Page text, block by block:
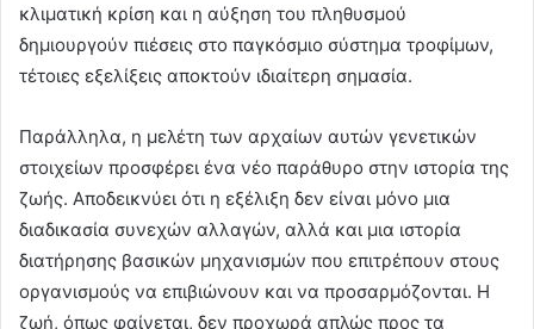
κλιματική κρίση και η αύξηση του πληθυσμού
δημιουργούν πιέσεις στο παγκόσμιο σύστημα τροφίμων,
τέτοιες εξελίξεις αποκτούν ιδιαίτερη σημασία.
Παράλληλα, η μελέτη των αρχαίων αυτών γενετικών
στοιχείων προσφέρει ένα νέο παράθυρο στην ιστορία της
ζωής. Αποδεικνύει ότι η εξέλιξη δεν είναι μόνο μια
διαδικασία συνεχών αλλαγών, αλλά και μια ιστορία
διατήρησης βασικών μηχανισμών που επιτρέπουν στους
οργανισμούς να επιβιώνουν και να προσαρμόζονται. Η
ζωή, όπως φαίνεται, δεν προχωρά απλώς προς τα